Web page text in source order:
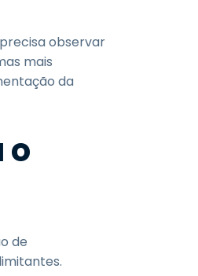
observar
mais
da
o
de